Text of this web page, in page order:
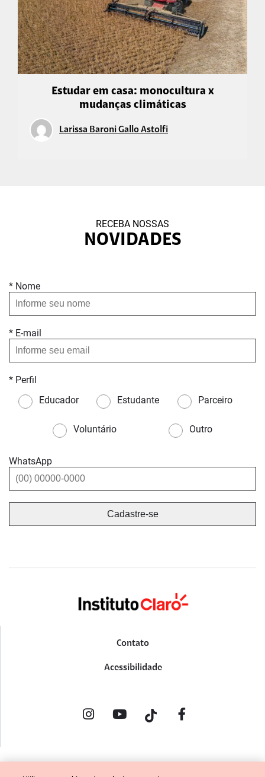
Estudar em casa: monocultura x
mudanças climáticas
Larissa Baroni Gallo Astolfi
RECEBA NOSSAS
NOVIDADES
* Nome
* E-mail
* Perfil
Educador
Estudante Parceiro
Voluntário Outro
WhatsApp
Contato
Acessibilidade